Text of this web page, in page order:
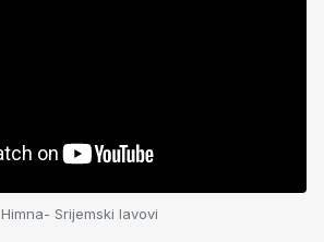
Himna- Srijemski lavovi